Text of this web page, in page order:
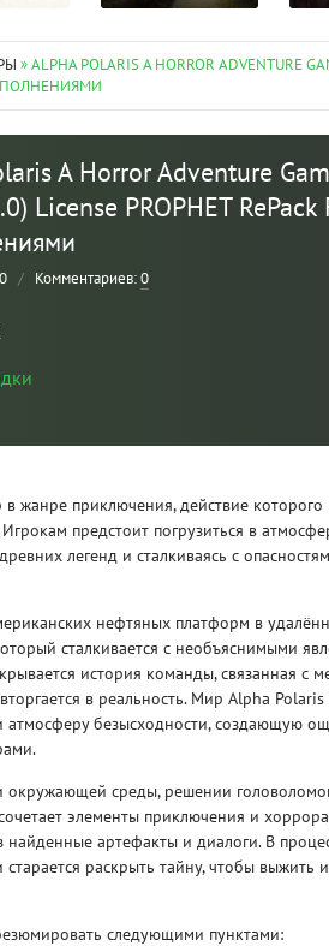
» ALPHA POLARIS A HORROR ADVENTURE
A Horror Adventure
License PROPHET
0 / Комментариев:0
жанре приключения, действие которого
предстоит погрузиться в
легенд и сталкиваясь с
нефтяных платформ в
сталкивается с необъяснимыми
история команды, связанная с
в реальность. Мир Alpha Polaris
атмосферу безысходности, создающую
окружающей среды, решении
элементы приключения и
артефакты и диалоги. В
раскрыть тайну, чтобы выжить
следующими пунктами:
CLAIR OBSCUR: EXPEDITION 33 НА
РУССКОМ НА ПК
Рейтинг
3/ 5.0 65 ГБ
ELDEN RING ДОПОЛНЕНИЕ